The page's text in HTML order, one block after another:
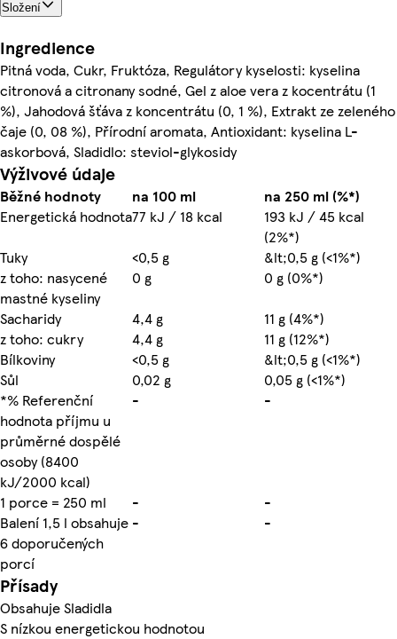
Složení
Ingredience
Pitná voda, Cukr, Fruktóza, Regulátory kyselosti: kyselina
citronová a citronany sodné, Gel z aloe vera z kocentrátu (1
%), Jahodová šťáva z koncentrátu (0, 1 %), Extrakt ze zeleného
čaje (0, 08 %), Přírodní aromata, Antioxidant: kyselina L-
askorbová, Sladidlo: steviol-glykosidy
Výživové údaje
Běžné hodnoty na 100 ml
na 250 ml (%*)
Energetická hodnota77 kJ / 18 kcal
193 kJ / 45 kcal
(2%*)
Tuky
<0,5 g
&lt;0,5 g (<1%*)
z toho: nasycené
mastné kyseliny
0 g
0 g (0%*)
Sacharidy
4,4 g
11 g (4%*)
z toho: cukry
4,4 g
11 g (12%*)
Bílkoviny
<0,5 g
&lt;0,5 g (<1%*)
Sůl
0,02 g
0,05 g (<1%*)
*% Referenční
hodnota příjmu u
průměrné dospělé
osoby (8400
kJ/2000 kcal)
- -
1 porce = 250 ml -
-
Balení 1,5 l obsahuje
6 doporučených
porcí
- -
Přísady
Obsahuje Sladidla
S nízkou energetickou hodnotou